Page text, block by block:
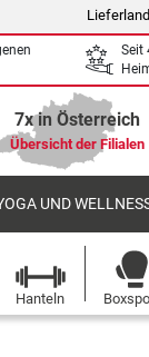
Lieferland
Seit
7x in Österreich
Übersicht der Filialen
UND
Hanteln